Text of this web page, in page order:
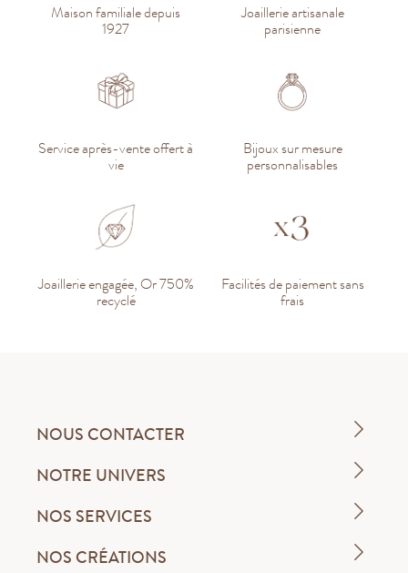
Maison familiale depuis
1927
Joaillerie artisanale
parisienne
Service après-vente offert à
vie
Bijoux sur mesure
personnalisables
Joaillerie engagée, Or 750%
recyclé
Facilités de paiement sans
frais
NOUS CONTACTER
NOTRE UNIVERS
NOS SERVICES
NOS CRÉATIONS